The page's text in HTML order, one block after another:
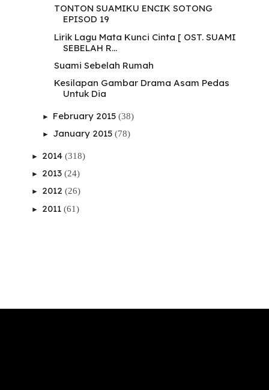
TONTON SUAMIKU ENCIK SOTONG
EPISOD 19
Lirik Lagu Mata Kunci Cinta [ OST. SUAMI
SEBELAH R...
Suami Sebelah Rumah
Kesilapan Gambar Drama Asam Pedas
Untuk Dia
► February 2015 (38)
► January 2015 (78)
► 2014 (318)
► 2013 (24)
► 2012 (26)
► 2011 (61)